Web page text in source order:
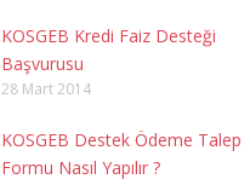
KOSGEB Kredi Faiz Desteği
Başvurusu
28 Mart 2014
KOSGEB Destek Ödeme Talep
Formu Nasıl Yapılır ?